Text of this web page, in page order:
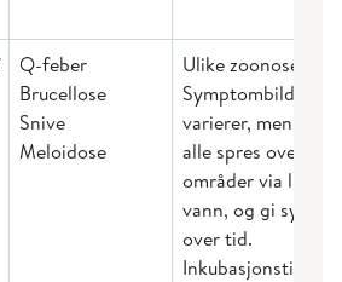
Q-feber
Brucellose
Snive
Meloidose
Ulike zoonoser.
Symptombildene
varierer, men de
alle spres over
områder via luft
vann, og gi
over tid.
Inkubasjonstiden